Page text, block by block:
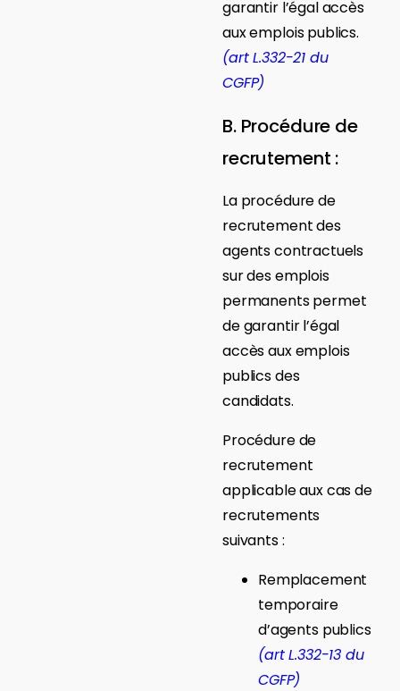
garantir l’égal accès
aux emplois publics.
(art L.332-21 du
CGFP)
B. Procédure de
recrutement :
La procédure de
recrutement des
agents contractuels
sur des emplois
permanents permet
de garantir l’égal
accès aux emplois
publics des
candidats.
Procédure de
recrutement
applicable aux cas de
recrutements
suivants :
Remplacement
temporaire
d’agents publics
(art L.332-13 du
CGFP)